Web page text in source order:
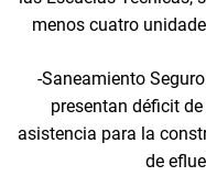
menos cuatro
-Saneamiento
presentan déficit
asistencia para la
de